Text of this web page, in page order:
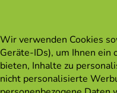
Wir verwenden Cookies
Geräte-IDs), um Ihnen ein
bieten, Inhalte zu
nicht personalisierte